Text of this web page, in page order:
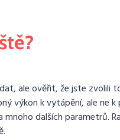
ale ověřit, že jste zvolili
výkon k vytápění, ale ne
dalších parametrů.